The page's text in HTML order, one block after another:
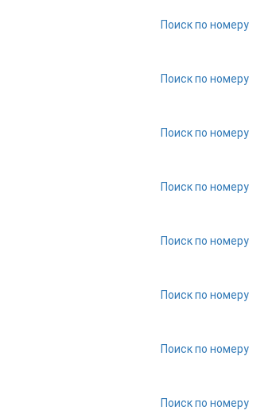
Поиск по номеру
Поиск по номеру
Поиск по номеру
Поиск по номеру
Поиск по номеру
Поиск по номеру
Поиск по номеру
Поиск по номеру